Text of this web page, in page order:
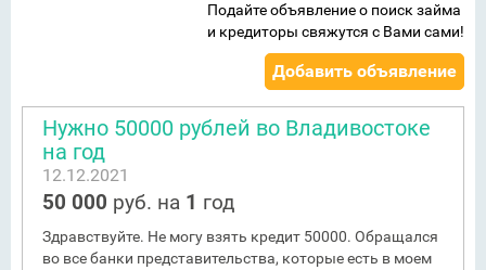
Подайте объявление о поиск займа
и кредиторы свяжутся с Вами сами!
Добавить объявление
Нужно 50000 рублей во Владивостоке
на год
12.12.2021
50 000 руб. на 1 год
Здравствуйте. Не могу взять кредит 50000. Обращался
во все банки представительства, которые есть в моем